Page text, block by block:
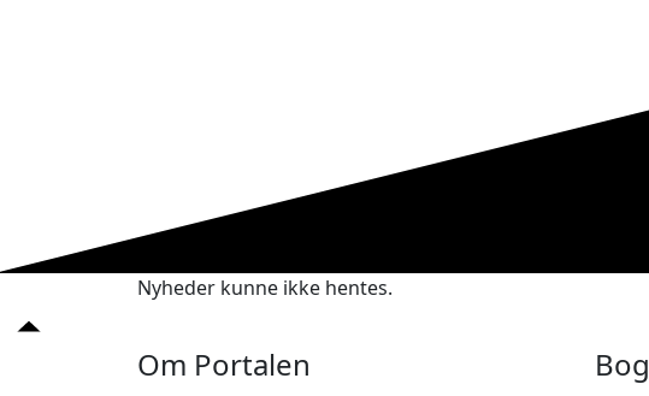
Nyheder kunne ikke hentes.
Om Portalen